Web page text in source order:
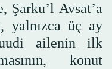
Şarku’l Avsat’a
yalnızca üç ay
ailenin ilk
konut